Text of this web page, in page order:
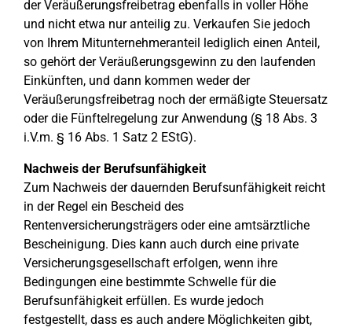
der Veräußerungsfreibetrag ebenfalls in voller Höhe
und nicht etwa nur anteilig zu. Verkaufen Sie jedoch
von Ihrem Mitunternehmeranteil lediglich einen Anteil,
so gehört der Veräußerungsgewinn zu den laufenden
Einkünften, und dann kommen weder der
Veräußerungsfreibetrag noch der ermäßigte Steuersatz
oder die Fünftelregelung zur Anwendung (§ 18 Abs. 3
i.V.m. § 16 Abs. 1 Satz 2 EStG).
Nachweis der Berufsunfähigkeit
Zum Nachweis der dauernden Berufsunfähigkeit reicht
in der Regel ein Bescheid des
Rentenversicherungsträgers oder eine amtsärztliche
Bescheinigung. Dies kann auch durch eine private
Versicherungsgesellschaft erfolgen, wenn ihre
Bedingungen eine bestimmte Schwelle für die
Berufsunfähigkeit erfüllen. Es wurde jedoch
festgestellt, dass es auch andere Möglichkeiten gibt,